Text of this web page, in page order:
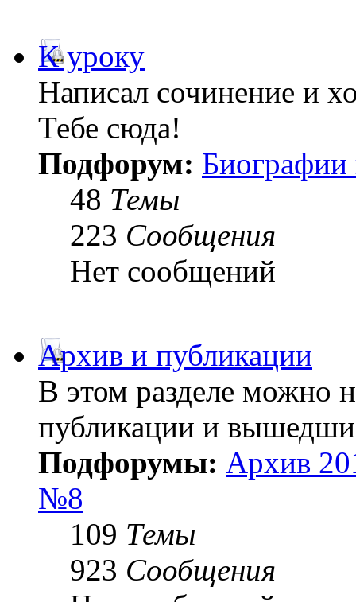
К уроку
Написал сочинение и
Тебе сюда!
Подфорум: Биографии
48 Темы
223 Сообщения
Нет сообщений
Архив и публикации
В этом разделе можно
публикации и
Подфорумы: Архив
№8
109 Темы
923 Сообщения